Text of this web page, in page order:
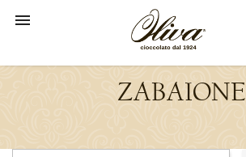

ZABAIONE